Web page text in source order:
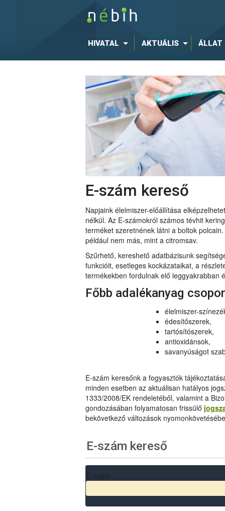
HIVATAL AKTUÁLIS ÁLLAT
E-szám kereső
Napjaink élelmiszer-előállítása
nélkül. Az E-számokról számos tévhit
terméket szeretnének látni a boltok
például nem más, mint a citromsav.
Szűrhető, kereshető adatbázisunk
funkcióit, esetleges kockázataikat, a
termékekben fordulnak elő leggyakrabban
Főbb adalékanyag
élelmiszer-
édesítőszerek,
tartósítószerek,
antioxidánsok,
savanyúságot
E-szám keresőnk a fogyasztók
minden esetben az aktuálisan hatályos
1333/2008/EK rendeletéből, valamint a
gondozásában folyamatosan frissülő
bekövetkező változások
E-szám kereső